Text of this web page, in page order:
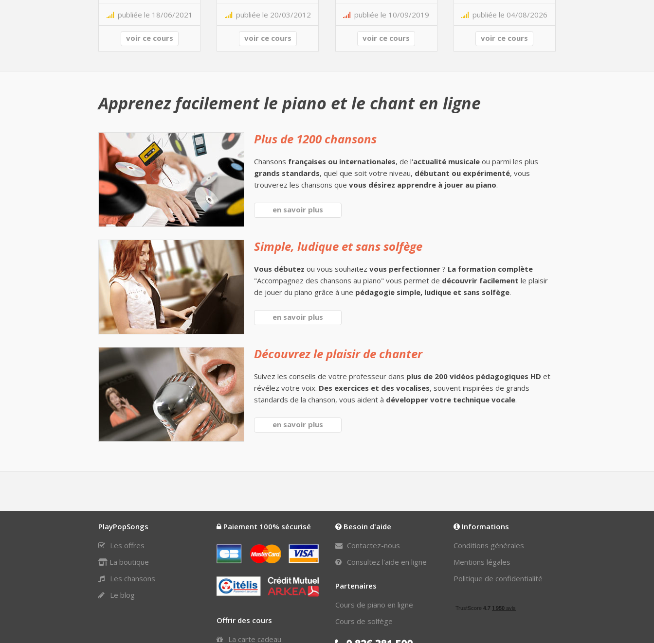
publiée le 18/06/2021
voir ce cours
publiée le 20/03/2012
voir ce cours
publiée le 10/09/2019
voir ce cours
publiée le 04/08/2026
voir ce cours
Apprenez facilement le piano et le chant en ligne
Plus de 1200 chansons
Chansons françaises ou internationales, de l'actualité musicale ou parmi les plus
grands standards, quel que soit votre niveau, débutant ou expérimenté, vous
trouverez les chansons que vous désirez apprendre à jouer au piano.
en savoir plus
Simple, ludique et sans solfège
Vous débutez ou vous souhaitez vous perfectionner ? La formation complète
"Accompagnez des chansons au piano" vous permet de découvrir facilement le plaisir
de jouer du piano grâce à une pédagogie simple, ludique et sans solfège.
en savoir plus
Découvrez le plaisir de chanter
Suivez les conseils de votre professeur dans plus de 200 vidéos pédagogiques HD et
révélez votre voix. Des exercices et des vocalises, souvent inspirées de grands
standards de la chanson, vous aident à développer votre technique vocale.
en savoir plus
PlayPopSongs
Les offres
La boutique
Les chansons
Le blog
Paiement 100% sécurisé
Offrir des cours
La carte cadeau
Besoin d'aide
Contactez-nous
Consultez l'aide en ligne
Partenaires
Cours de piano en ligne
Cours de solfège
Informations
Conditions générales
Mentions légales
Politique de confidentialité